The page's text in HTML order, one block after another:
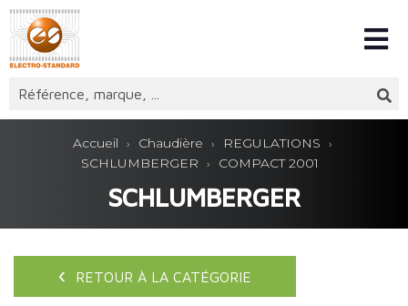
Accueil Chaudière
REGULATIONS
SCHLUMBERGER
COMPACT 2001
SCHLUMBERGER
RETOUR À LA CATÉGORIE